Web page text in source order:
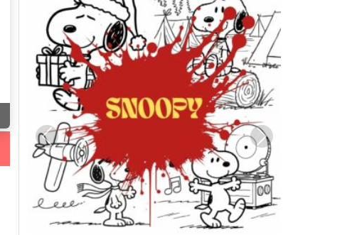
Previous Next